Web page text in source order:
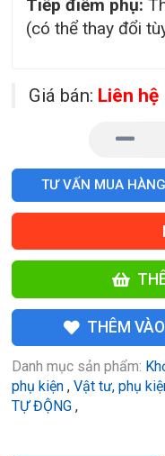
Tiếp điểm phụ:
(có thể thay đổi
Giá bán: Liên hệ
TƯ VẤN MUA HÀNG
THÊM
Danh mục sản phẩm:
phụ kiện , Vật tư, phụ
TỰ ĐỘNG ,